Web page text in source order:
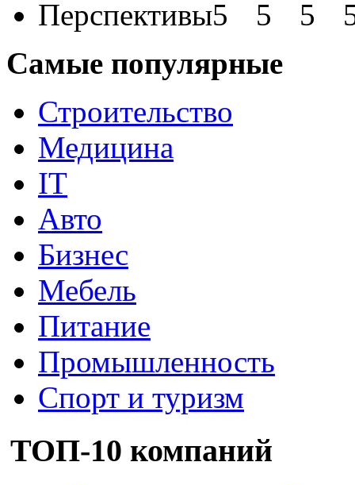
Перспективы
Самые популярные
Строительство
Медицина
IT
Авто
Бизнес
Мебель
Питание
Промышленность
Спорт и туризм
ТОП-10 компаний